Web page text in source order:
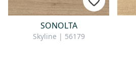
SONOLTA
Skyline | 56179